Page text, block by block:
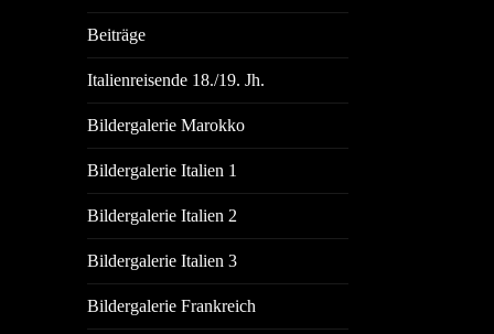
Beiträge
Italienreisende 18./19. Jh.
Bildergalerie Marokko
Bildergalerie Italien 1
Bildergalerie Italien 2
Bildergalerie Italien 3
Bildergalerie Frankreich